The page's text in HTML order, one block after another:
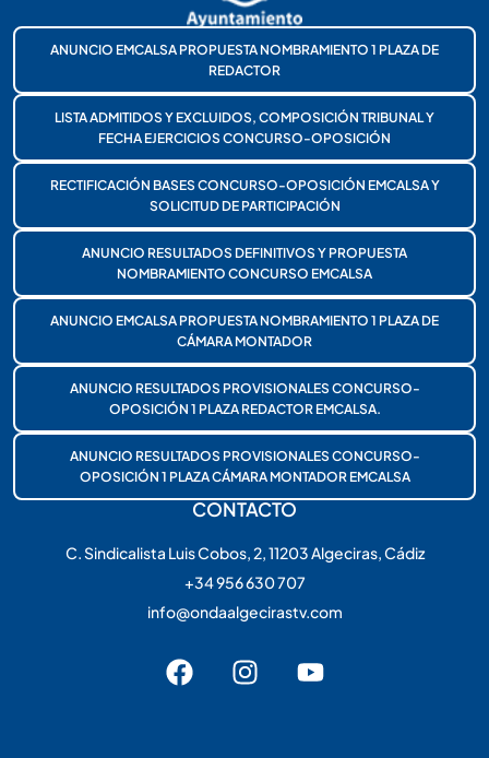
ANUNCIO EMCALSA PROPUESTA NOMBRAMIENTO 1 PLAZA DE
REDACTOR
LISTA ADMITIDOS Y EXCLUIDOS, COMPOSICIÓN TRIBUNAL Y
FECHA EJERCICIOS CONCURSO-OPOSICIÓN
RECTIFICACIÓN BASES CONCURSO-OPOSICIÓN EMCALSA Y
SOLICITUD DE PARTICIPACIÓN
ANUNCIO RESULTADOS DEFINITIVOS Y PROPUESTA
NOMBRAMIENTO CONCURSO EMCALSA
ANUNCIO EMCALSA PROPUESTA NOMBRAMIENTO 1 PLAZA DE
CÁMARA MONTADOR
ANUNCIO RESULTADOS PROVISIONALES CONCURSO-
OPOSICIÓN 1 PLAZA REDACTOR EMCALSA.
ANUNCIO RESULTADOS PROVISIONALES CONCURSO-
OPOSICIÓN 1 PLAZA CÁMARA MONTADOR EMCALSA
CONTACTO
C. Sindicalista Luis Cobos, 2, 11203 Algeciras, Cádiz
+34 956 630 707
info@ondaalgecirastv.com